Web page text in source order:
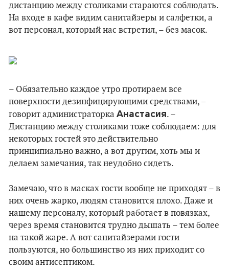
дистанцию между столиками стараются соблюдать.
На входе в кафе видим санитайзеры и салфетки, а
вот персонал, который нас встретил, – без масок.
– Обязательно каждое утро протираем все
поверхности дезинфицирующими средствами, –
говорит администраторка Анастасия. –
Дистанцию между столиками тоже соблюдаем: для
некоторых гостей это действительно
принципиально важно, а вот другим, хоть мы и
делаем замечания, так неудобно сидеть.
Замечаю, что в масках гости вообще не приходят – в
них очень жарко, людям становится плохо. Даже и
нашему персоналу, который работает в повязках,
через время становится трудно дышать – тем более
на такой жаре. А вот санитайзерами гости
пользуются, но большинство из них приходит со
своим антисептиком.